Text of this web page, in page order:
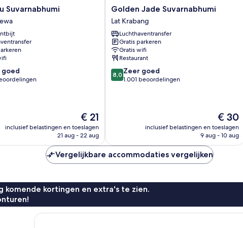
Suvarnabhumi
goed
De
prijs
is
€ 21
inclusief belastingen en toeslagen
21 aug - 22 aug
Golden
Jade
Suvarnabhumi
Lat
Krabang
Golden Jade Suvarnabhumi
Lat Krabang
Luchthaventransfer
Gratis parkeren
Gratis wifi
Restaurant
8.0
van
beoordelingen
8,0 Zeer goed
1.001 beoordelingen
De
prijs
is
€ 30
inclusief belastingen en toeslagen
9 aug - 10 aug
Vergelijkbare accommodaties vergelijken
komende kortingen en extra's te zien.